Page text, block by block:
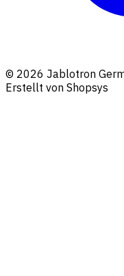
© 2026 Jablotron
Erstellt von Shopsys